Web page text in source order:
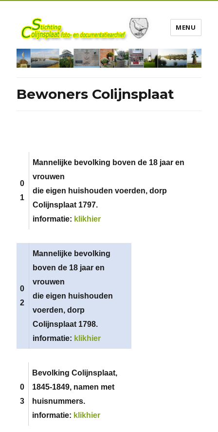
MENU
Bewoners Colijnsplaat
0
1
Mannelijke bevolking boven de 18 jaar en
vrouwen
die eigen huishouden voerden, dorp
Colijnsplaat 1797.
informatie: klikhier
0
2
Mannelijke bevolking
boven de 18 jaar en
vrouwen
die eigen huishouden
voerden, dorp
Colijnsplaat 1798.
informatie: klikhier
0
3
Bevolking Colijnsplaat,
1845-1849, namen met
huisnummers.
informatie: klikhier